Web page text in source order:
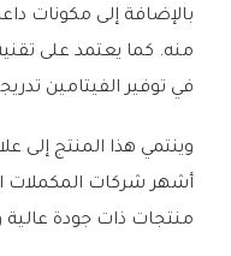
بالإضافة إلى مكونات
منه. كما يعتمد على
في توفير الفيتامين
أشهر شركات المكملات
منتجات ذات جودة